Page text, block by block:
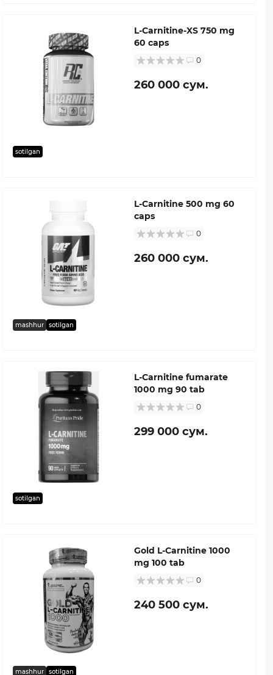
sotilgan
L-Carnitine-XS 750 mg
60 caps
0
260 000 сум.
mashhur sotilgan
L-Carnitine 500 mg 60
caps
0
260 000 сум.
sotilgan
L-Carnitine fumarate
1000 mg 90 tab
0
299 000 сум.
mashhur sotilgan
Gold L-Carnitine 1000
mg 100 tab
0
240 500 сум.